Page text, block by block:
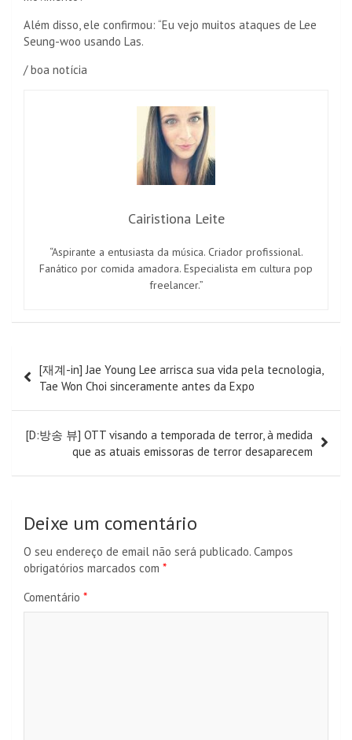
Além disso, ele confirmou: “Eu vejo muitos ataques de Lee
Seung-woo usando Las.
/ boa notícia
Cairistiona Leite
“Aspirante a entusiasta da música. Criador profissional.
Fanático por comida amadora. Especialista em cultura pop
freelancer.”
de
artigos
[재계-in] Jae Young Lee arrisca sua vida pela tecnologia,
Tae Won Choi sinceramente antes da Expo
[D:방송 뷰] OTT visando a temporada de terror, à medida
que as atuais emissoras de terror desaparecem
Deixe um comentário
O seu endereço de email não será publicado. Campos
obrigatórios marcados com *
Comentário *